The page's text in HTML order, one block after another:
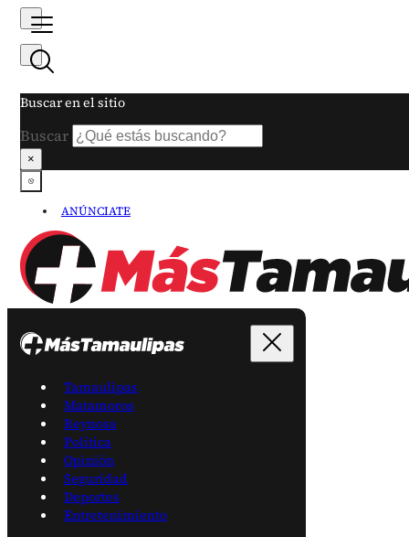
Buscar en el sitio
Buscar
×
ANÚNCIATE
Tamaulipas
Matamoros
Reynosa
Política
Opinión
Seguridad
Deportes
Entretenimiento